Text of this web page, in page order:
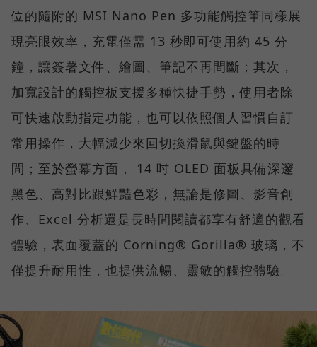
位的隨附的 MSI Nano Pen 多功能觸控筆同樣展
現亮眼效率，充電僅需 13 秒即可使用約 45 分
鐘，讓簽署文件、繪圖、筆記不再間斷；其次，
加寬設計的觸控板支援多種快捷手勢，使用者除
可快速啟動指定功能，也可以依照個人習慣自訂
常用操作，大幅減少來回切換滑鼠與鍵盤的時
間；至於螢幕方面， 14 吋 OLED 面板具備深邃
黑色、高對比跟鮮豔色彩，無論是修圖、影音創
作、Excel 分析還是長時間閱讀都享有舒適的觀看
體驗，表面覆蓋的 Corning® Gorilla® 玻璃，不
僅提升耐用性，也提供流暢、靈敏的觸控體驗。